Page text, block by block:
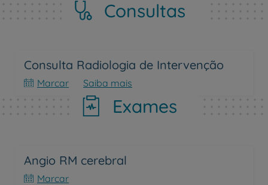
Consultas
Consulta Radiologia de Intervenção
Marcar Saiba mais
Exames
Angio RM cerebral
Marcar